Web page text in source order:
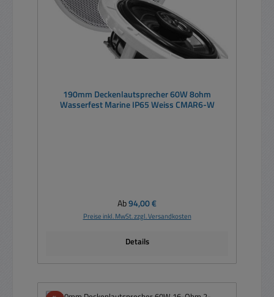
190mm Deckenlautsprecher 60W 8ohm
Wasserfest Marine IP65 Weiss CMAR6-W
Regulärer Preis:
Ab94,00 €
Preise inkl. MwSt. zzgl. Versandkosten
Details